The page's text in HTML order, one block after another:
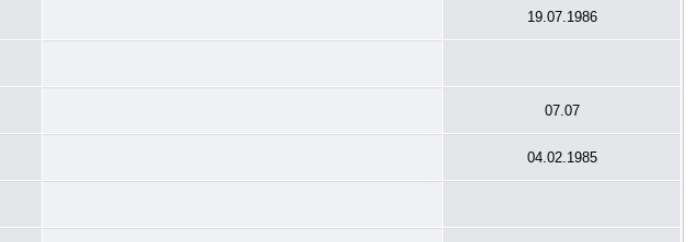
19.07.1986
07.07
04.02.1985